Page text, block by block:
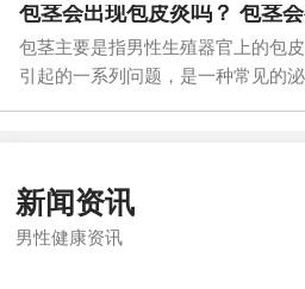
包茎会出现包皮炎吗？ 包茎
包茎主要是指男性生殖器官上的包
引起的一系列问题，是一种常见的
新闻资讯
男性健康资讯